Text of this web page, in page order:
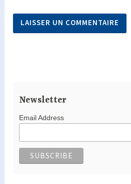
Newsletter
Email Address